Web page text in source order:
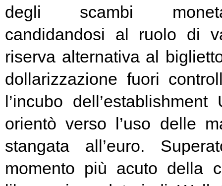
degli scambi
candidandosi al ruolo di
riserva alternativa al
dollarizzazione fuori
l’incubo
orientò verso l’uso delle
stangata all’euro.
momento più acuto della